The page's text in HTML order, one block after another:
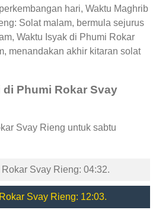
hari, Waktu Maghrib
Solat malam, bermula sejurus
Waktu Isyak di Phumi Rokar
menandakan akhir kitaran solat
Phumi Rokar Svay
Svay Rieng untuk sabtu
Svay Rieng: 04:32.
Svay Rieng: 12:03.